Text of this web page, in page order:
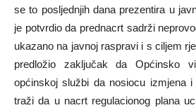
se to posljednjih dana prezentira u
je potvrdio da prednacrt sadrži
ukazano na javnoj raspravi i s ciljem
predložio zaključak da Općinsko
općinskoj službi da nosiocu izmjena
traži da u nacrt regulacionog plana